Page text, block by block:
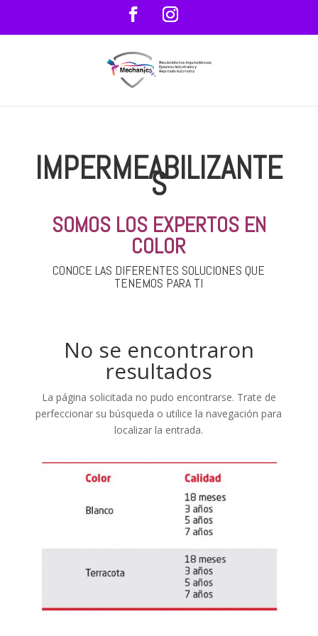
IMPERMEABILIZANTE
S
SOMOS LOS EXPERTOS EN
COLOR
CONOCE LAS DIFERENTES SOLUCIONES QUE
TENEMOS PARA TI
No se encontraron
resultados
La página solicitada no pudo encontrarse. Trate de
perfeccionar su búsqueda o utilice la navegación para
localizar la entrada.